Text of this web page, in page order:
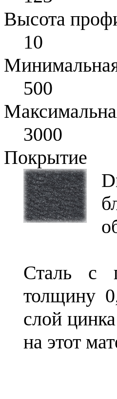
Высота
10
500
3000
Покрытие
Сталь с
толщину
слой
на этот